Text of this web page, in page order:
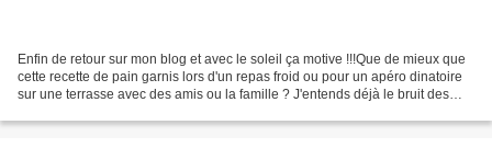
Enfin de retour sur mon blog et avec le soleil ça motive !!!Que de mieux que
cette recette de pain garnis lors d'un repas froid ou pour un apéro dinatoire
sur une terrasse avec des amis ou la famille ? J'entends déjà le bruit des